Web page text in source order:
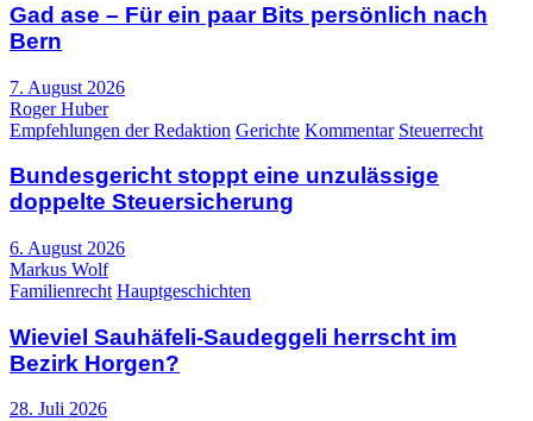
Gad ase – Für ein paar Bits persönlich nach
Bern
7. August 2026
Roger Huber
Empfehlungen der Redaktion Gerichte Kommentar Steuerrecht
Bundesgericht stoppt eine unzulässige
doppelte Steuersicherung
6. August 2026
Markus Wolf
Familienrecht Hauptgeschichten
Wieviel Sauhäfeli-Saudeggeli herrscht im
Bezirk Horgen?
28. Juli 2026